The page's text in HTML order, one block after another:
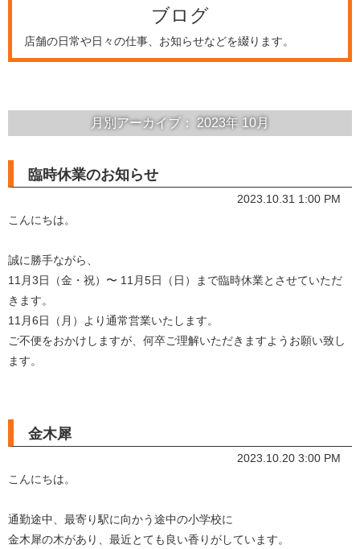
ブログ
店舗の日常や日々の仕事、お知らせなどを綴ります。
月別アーカイブ： 2023年 10月
臨時休業のお知らせ
2023.10.31 1:00 PM
こんにちは。
誠に勝手ながら、
11月3日（金・祝）〜 11月5日（日）まで臨時休業とさせていただ
きます。
11月6日（月）より通常営業いたします。
ご不便をおかけしますが、何卒ご理解いただきますようお願い致し
ます。
金木犀
2023.10.20 3:00 PM
こんにちは。
通勤途中、最寄り駅に向かう途中の小学校に
金木犀の木があり、最近とても良い香りがしています。